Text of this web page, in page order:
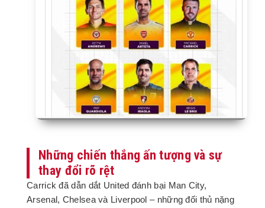
Những chiến thắng ấn tượng và sự
thay đổi rõ rệt
Carrick đã dẫn dắt United đánh bại Man City,
Arsenal, Chelsea và Liverpool – những đối thủ nặng